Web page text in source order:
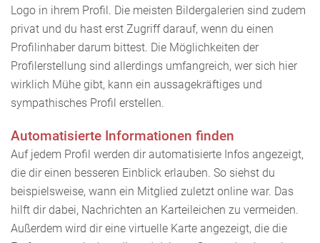
Logo in ihrem Profil. Die meisten Bildergalerien sind zudem
privat und du hast erst Zugriff darauf, wenn du einen
Profilinhaber darum bittest. Die Möglichkeiten der
Profilerstellung sind allerdings umfangreich, wer sich hier
wirklich Mühe gibt, kann ein aussagekräftiges und
sympathisches Profil erstellen.
Automatisierte Informationen finden
Auf jedem Profil werden dir automatisierte Infos angezeigt,
die dir einen besseren Einblick erlauben. So siehst du
beispielsweise, wann ein Mitglied zuletzt online war. Das
hilft dir dabei, Nachrichten an Karteileichen zu vermeiden.
Außerdem wird dir eine virtuelle Karte angezeigt, die die